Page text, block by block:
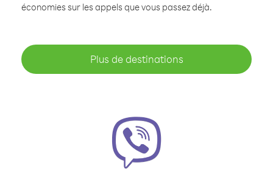
économies sur les appels que vous passez déjà.
Plus de destinations